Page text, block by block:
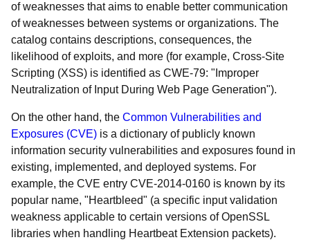
of weaknesses that aims to enable better communication
of weaknesses between systems or organizations. The
catalog contains descriptions, consequences, the
likelihood of exploits, and more (for example, Cross-Site
Scripting (XSS) is identified as CWE-79: "Improper
Neutralization of Input During Web Page Generation").
On the other hand, the Common Vulnerabilities and
Exposures (CVE) is a dictionary of publicly known
information security vulnerabilities and exposures found in
existing, implemented, and deployed systems. For
example, the CVE entry CVE-2014-0160 is known by its
popular name, "Heartbleed" (a specific input validation
weakness applicable to certain versions of OpenSSL
libraries when handling Heartbeat Extension packets).